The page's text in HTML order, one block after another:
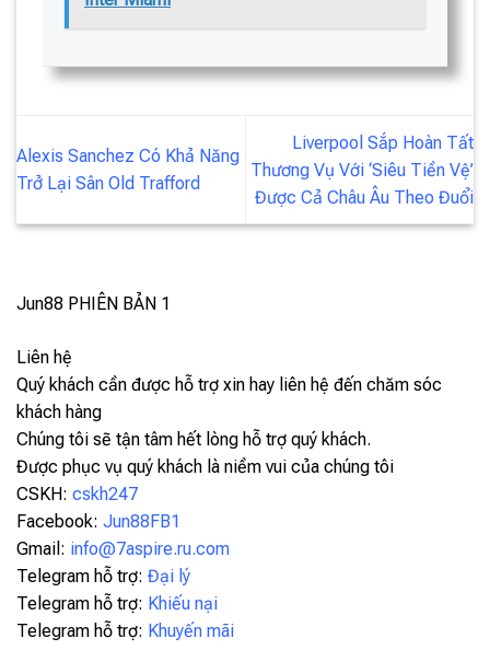
Alexis Sanchez Có Khả Năng
Trở Lại Sân Old Trafford
Liverpool Sắp Hoàn Tất
Thương Vụ Với ‘Siêu Tiền Vệ’
Được Cả Châu Âu Theo Đuổi
Jun88 PHIÊN BẢN 1
Liên hệ
Quý khách cần được hỗ trợ xin hay liên hệ đến chăm sóc
khách hàng
Chúng tôi sẽ tận tâm hết lòng hỗ trợ quý khách.
Được phục vụ quý khách là niềm vui của chúng tôi
CSKH: cskh247
Facebook: Jun88FB1
Gmail: info@7aspire.ru.com
Telegram hỗ trợ: Đại lý
Telegram hỗ trợ: Khiếu nại
Telegram hỗ trợ: Khuyến mãi